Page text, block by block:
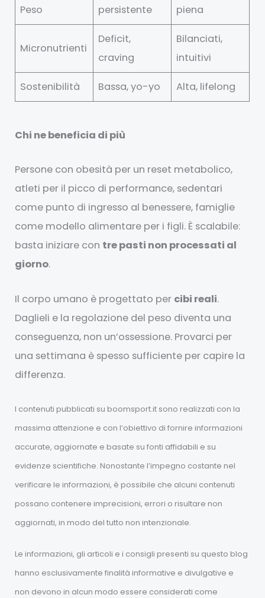
Peso persistente piena
Micronutrienti
Deficit,
craving
Bilanciati,
intuitivi
Sostenibilità Bassa, yo-yo Alta, lifelong
Chi ne beneficia di più
Persone con obesità per un reset metabolico,
atleti per il picco di performance, sedentari
come punto di ingresso al benessere, famiglie
come modello alimentare per i figli. È scalabile:
basta iniziare con tre pasti non processati al
giorno.
Il corpo umano è progettato per cibi reali.
Daglieli e la regolazione del peso diventa una
conseguenza, non un’ossessione. Provarci per
una settimana è spesso sufficiente per capire la
differenza.
I contenuti pubblicati su boomsport.it sono realizzati con la
massima attenzione e con l’obiettivo di fornire informazioni
accurate, aggiornate e basate su fonti affidabili e su
evidenze scientifiche. Nonostante l’impegno costante nel
verificare le informazioni, è possibile che alcuni contenuti
possano contenere imprecisioni, errori o risultare non
aggiornati, in modo del tutto non intenzionale.
Le informazioni, gli articoli e i consigli presenti su questo blog
hanno esclusivamente finalità informative e divulgative e
non devono in alcun modo essere considerati come